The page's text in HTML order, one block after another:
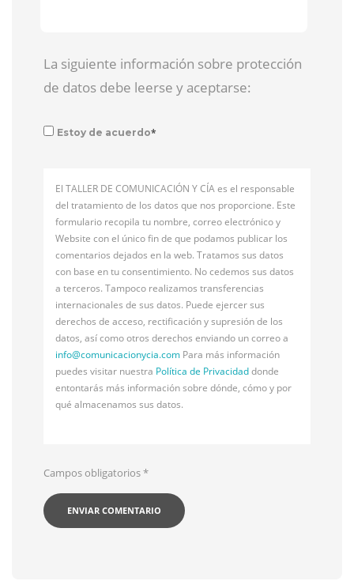
La siguiente información sobre protección
de datos debe leerse y aceptarse:
Estoy de acuerdo*
El TALLER DE COMUNICACIÓN Y CÍA es el responsable
del tratamiento de los datos que nos proporcione. Este
formulario recopila tu nombre, correo electrónico y
Website con el único fin de que podamos publicar los
comentarios dejados en la web. Tratamos sus datos
con base en tu consentimiento. No cedemos sus datos
a terceros. Tampoco realizamos transferencias
internacionales de sus datos. Puede ejercer sus
derechos de acceso, rectificación y supresión de los
datos, así como otros derechos enviando un correo a
info@comunicacionycia.com Para más información
puedes visitar nuestra Política de Privacidaddonde
entontarás más información sobre dónde, cómo y por
qué almacenamos sus datos.
Campos obligatorios*